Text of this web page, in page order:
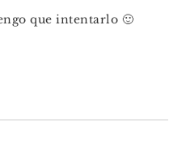
que intentarlo 🙂